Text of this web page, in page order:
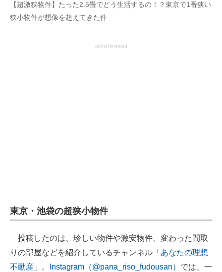
ITエンジニア向け専門サイト
【超激狭物件】たった2.5畳でどう生活するの！？東京で1番狭い
狭小物件が想像を超えてきた件
advertisement
東京・池袋の超狭小物件
投稿したのは、珍しい物件や激安物件、変わった間取
りの部屋などを紹介しているチャンネル「 あなたの理想
不動産 」。 Instagram（@pana_riso_fudousan） では、一